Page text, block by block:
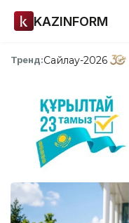
KAZINFORM
Тренд:Сайлау-2026